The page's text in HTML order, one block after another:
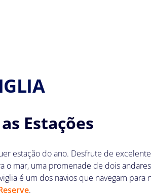
Estações
estação do ano. Desfrute de
mar, uma promenade de dois
é um dos navios que navegam para
.